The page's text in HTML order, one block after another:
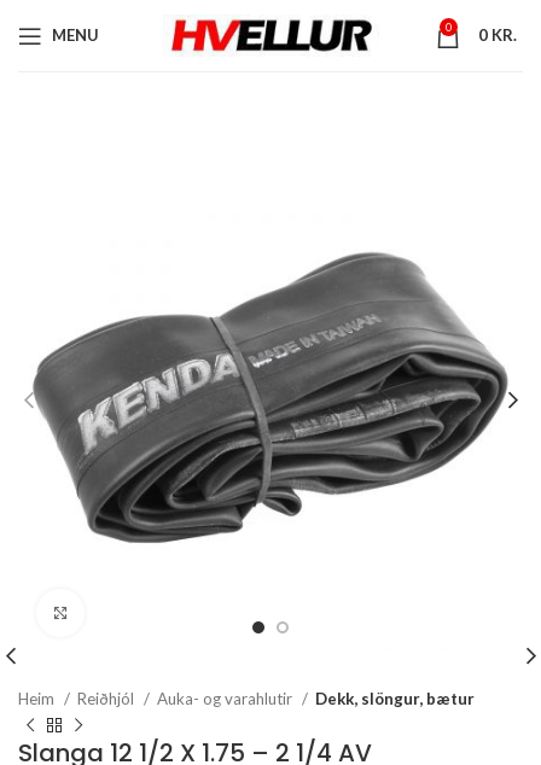
MENU 0 0 KR.
Heim Reiðhjól Auka- og varahlutir Dekk, slöngur, bætur
Slanga 12 1/2 X 1.75 – 2 1/4 AV